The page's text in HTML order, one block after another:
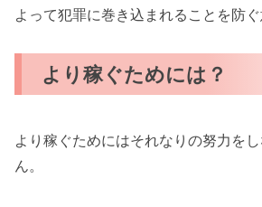
よって犯罪に巻き込まれることを防ぐ
より稼ぐためには？
より稼ぐためにはそれなりの努力を
ん。